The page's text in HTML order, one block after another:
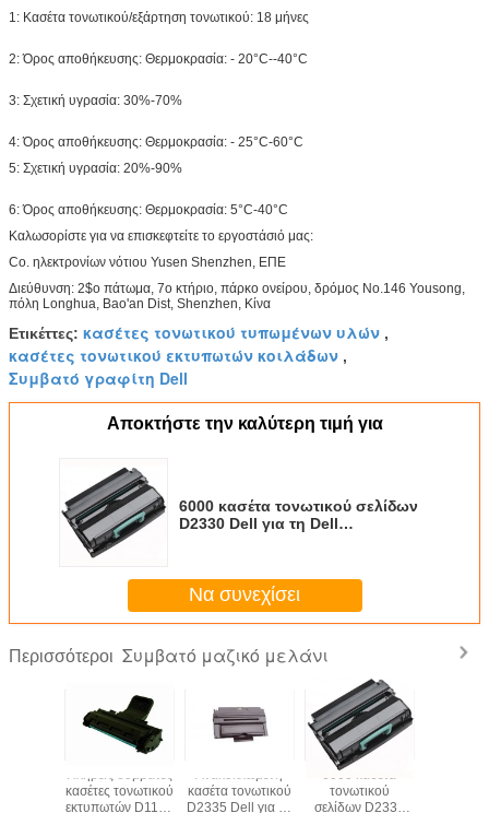
1: Κασέτα τονωτικού/εξάρτηση τονωτικού: 18 μήνες
2: Όρος αποθήκευσης: Θερμοκρασία: - 20°C--40°C
3: Σχετική υγρασία: 30%-70%
4: Όρος αποθήκευσης: Θερμοκρασία: - 25°C-60°C
5: Σχετική υγρασία: 20%-90%
6: Όρος αποθήκευσης: Θερμοκρασία: 5°C-40°C
Καλωσορίστε για να επισκεφτείτε το εργοστάσιό μας:
Co. ηλεκτρονίων νότιου Yusen Shenzhen, ΕΠΕ
Διεύθυνση: 2$ο πάτωμα, 7ο κτήριο, πάρκο ονείρου, δρόμος No.146 Yousong,
πόλη Longhua, Bao'an Dist, Shenzhen, Κίνα
Ετικέττες: κασέτες τονωτικού τυπωμένων υλών ,
κασέτες τονωτικού εκτυπωτών κοιλάδων ,
Συμβατό γραφίτη Dell
Αποκτήστε την καλύτερη τιμή για
6000 κασέτα τονωτικού σελίδων
D2330 Dell για τη Dell
Να συνεχίσει
Περισσότεροι Συμβατό μαζικό μελάνι
Πλήρεις συμβατές
κασέτες τονωτικού
εκτυπωτών D1100
Ανακυκλωμένη
κασέτα τονωτικού
D2335 Dell για τη
6000 κασέτα
τονωτικού
σελίδων D2330